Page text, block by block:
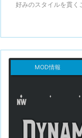
好みのスタイルを貫く
MOD情報